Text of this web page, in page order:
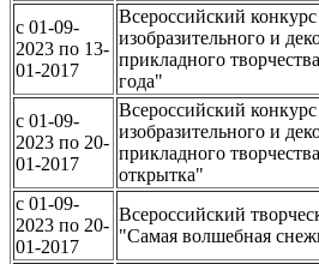
c 01-09-
2023 по 13-
01-2017
Всероссийский конкурс
изобразительного и
прикладного
года"
c 01-09-
2023 по 20-
01-2017
Всероссийский конкурс
изобразительного и
прикладного
открытка"
c 01-09-
2023 по 20-
01-2017
Всероссийский
"Самая волшебная